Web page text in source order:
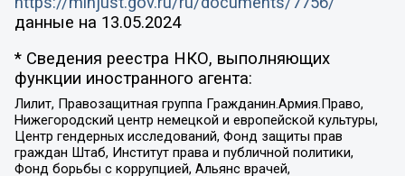
данные на 13.05.2024
* Сведения реестра НКО, выполняющих
функции иностранного агента:
Лилит, Правозащитная группа Гражданин.Армия.Право,
Нижегородский центр немецкой и европейской культуры,
Центр гендерных исследований, Фонд защиты прав
граждан Штаб, Институт права и публичной политики,
Фонд борьбы с коррупцией, Альянс врачей,